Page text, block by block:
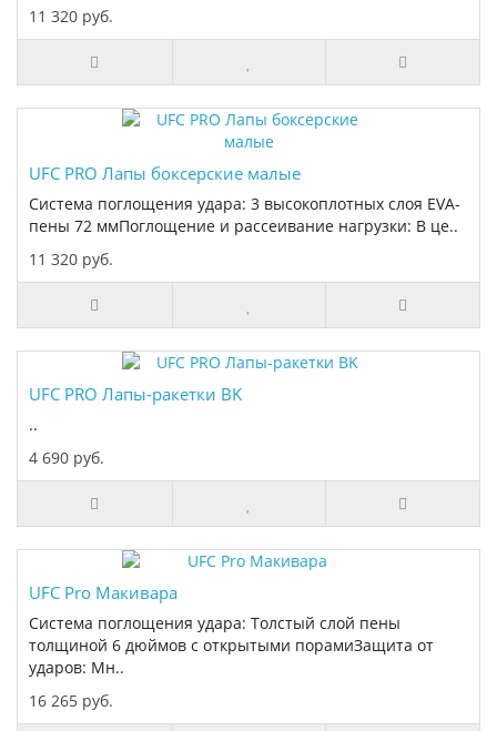
11 320 руб.
UFC PRO Лапы боксерские малые
Система поглощения удара: 3 высокоплотных слоя EVA-
пены 72 ммПоглощение и рассеивание нагрузки: В це..
11 320 руб.
UFC PRO Лапы-ракетки BK
..
4 690 руб.
UFC Pro Макивара
Система поглощения удара: Толстый слой пены
толщиной 6 дюймов с открытыми порамиЗащита от
ударов: Мн..
16 265 руб.